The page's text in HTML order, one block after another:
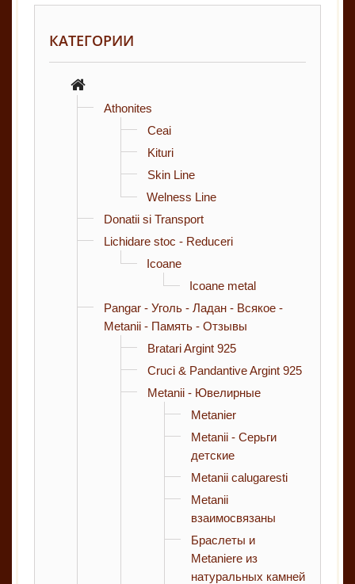
КАТЕГОРИИ
Athonites
Ceai
Kituri
Skin Line
Welness Line
Donatii si Transport
Lichidare stoc - Reduceri
Icoane
Icoane metal
Pangar - Уголь - Ладан - Всякое -
Metanii - Память - Отзывы
Bratari Argint 925
Cruci & Pandantive Argint 925
Metanii - Ювелирные
Metanier
Metanii - Серьги
детские
Metanii calugaresti
Metanii
взаимосвязаны
Браслеты и
Metaniere из
натуральных камней